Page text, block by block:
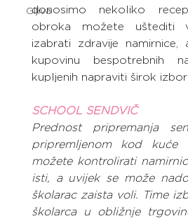
Gljiva
donosimo nekoliko
obroka možete uštediti
izabrati zdravije
kupovinu bespotrebnih
kupljenih napraviti širok izbor
SCHOOL SENDVIČ
Prednost pripremanja
pripremljenom kod
možete kontrolirati
isti, a uvijek se može
školarac zaista voli. Time
školarca u obližnje